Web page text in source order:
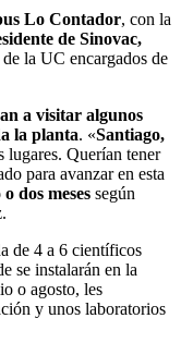
Lo Contador, con la
de Sinovac,
la UC encargados de
a visitar algunos
la planta. «Santiago,
lugares. Querían tener
para avanzar en esta
dos meses según
de 4 a 6 científicos
se instalarán en la
o agosto, les
y unos laboratorios